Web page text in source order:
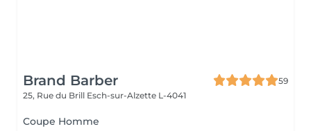
Brand Barber
59
25, Rue du Brill Esch-sur-Alzette L-4041
Coupe Homme